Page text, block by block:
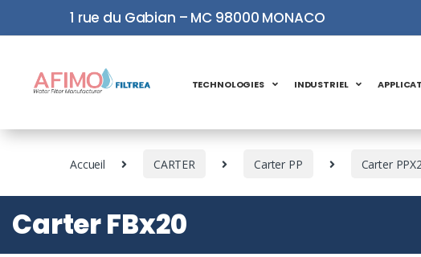
1 rue du Gabian – MC 98000 MONACO
TECHNOLOGIES INDUSTRIEL
Accueil CARTER Carter PP Carter
Carter FBx20